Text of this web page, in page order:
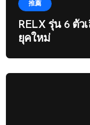
推薦
RELX รุ่น 6 ตัว
ยุคใหม่